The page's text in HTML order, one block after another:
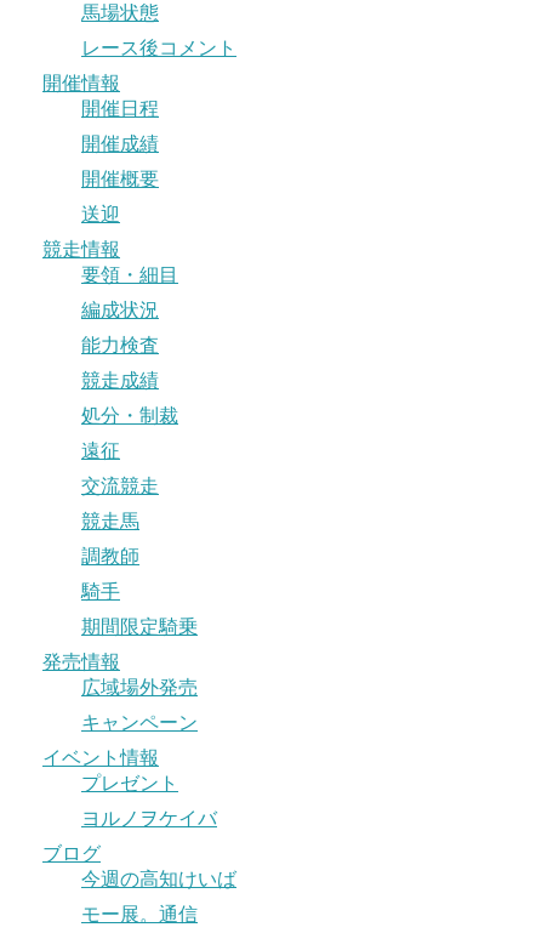
馬場状態
レース後コメント
開催情報
開催日程
開催成績
開催概要
送迎
競走情報
要領・細目
編成状況
能力検査
競走成績
処分・制裁
遠征
交流競走
競走馬
調教師
騎手
期間限定騎乗
発売情報
広域場外発売
キャンペーン
イベント情報
プレゼント
ヨルノヲケイバ
ブログ
今週の高知けいば
モー展。通信